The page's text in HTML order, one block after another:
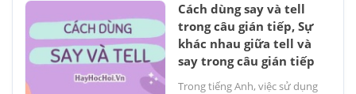
Cách dùng say và tell
trong câu gián tiếp, Sự
khác nhau giữa tell và
say trong câu gián tiếp
Trong tiếng Anh, việc sử dụng